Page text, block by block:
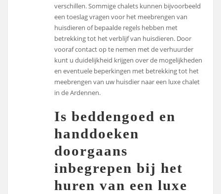
verschillen. Sommige chalets kunnen bijvoorbeeld
een toeslag vragen voor het meebrengen van
huisdieren of bepaalde regels hebben met
betrekking tot het verblijf van huisdieren. Door
vooraf contact op te nemen met de verhuurder
kunt u duidelijkheid krijgen over de mogelijkheden
en eventuele beperkingen met betrekking tot het
meebrengen van uw huisdier naar een luxe chalet
in de Ardennen.
Is beddengoed en
handdoeken
doorgaans
inbegrepen bij het
huren van een luxe